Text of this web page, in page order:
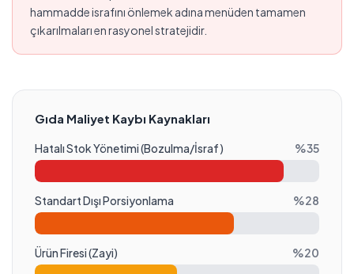
hammadde israfını önlemek adına menüden tamamen
çıkarılmaları en rasyonel stratejidir.
Gıda Maliyet Kaybı Kaynakları
Hatalı Stok Yönetimi (Bozulma/İsraf) %35
Standart Dışı Porsiyonlama %28
Ürün Firesi (Zayi) %20